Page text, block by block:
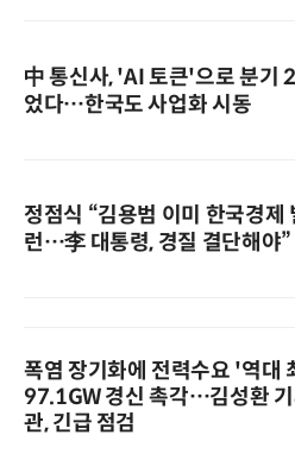
中 통신사, 'AI 토큰'으로 분기
었다…한국도 사업화 시동
정점식 “김용범 이미 한국경제
런…李 대통령, 경질 결단해야”
폭염 장기화에 전력수요 '역대
97.1GW 경신 촉각…김성환
관, 긴급 점검